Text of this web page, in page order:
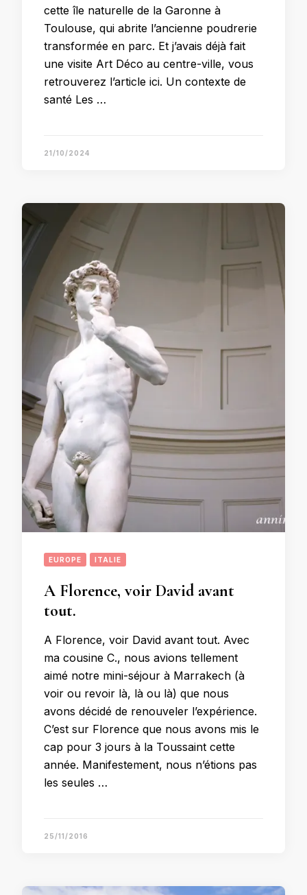
cette île naturelle de la Garonne à
Toulouse, qui abrite l’ancienne poudrerie
transformée en parc. Et j’avais déjà fait
une visite Art Déco au centre-ville, vous
retrouverez l’article ici. Un contexte de
santé Les …
21/10/2024
EUROPE ITALIE
A Florence, voir David avant
tout.
A Florence, voir David avant tout. Avec
ma cousine C., nous avions tellement
aimé notre mini-séjour à Marrakech (à
voir ou revoir là, là ou là) que nous
avons décidé de renouveler l’expérience.
C’est sur Florence que nous avons mis le
cap pour 3 jours à la Toussaint cette
année. Manifestement, nous n’étions pas
les seules …
25/11/2016